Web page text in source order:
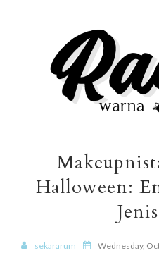
Halloween:
sekararum Wednesday,